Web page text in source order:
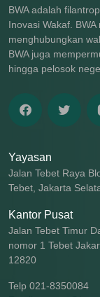
BWA adalah
Inovasi Wakaf.
menghubungkan
BWA juga
hingga pelosok
Yayasan
Jalan Tebet Raya
Tebet, Jakarta
Kantor Pusat
Jalan Tebet Timur
nomor 1 Tebet
12820
Telp 021-8350084